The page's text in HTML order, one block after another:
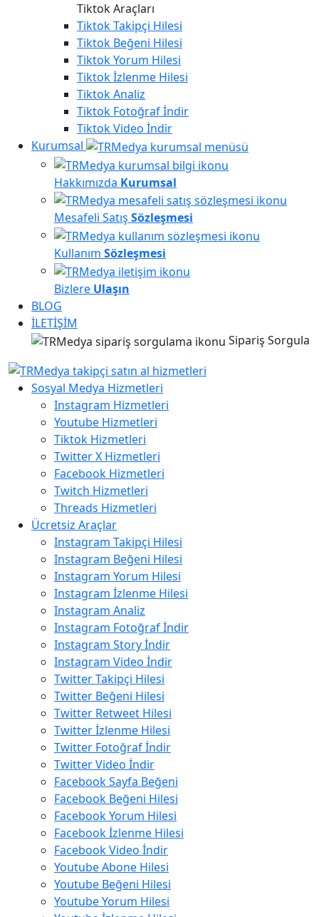
Tiktok Araçları
TiktokTakipçi Hilesi
Tiktok Beğeni Hilesi
TiktokYorum Hilesi
Tiktokİzlenme Hilesi
TiktokAnaliz
Tiktok Fotoğraf İndir
TiktokVideo İndir
Kurumsal
Hakkımızda Kurumsal
Mesafeli Satış Sözleşmesi
Kullanım Sözleşmesi
Bizlere Ulaşın
BLOG
İLETİŞİM
Sipariş Sorgula
Sosyal Medya Hizmetleri
Instagram Hizmetleri
Youtube Hizmetleri
Tiktok Hizmetleri
Twitter X Hizmetleri
Facebook Hizmetleri
Twitch Hizmetleri
Threads Hizmetleri
Ücretsiz Araçlar
Instagram Takipçi Hilesi
Instagram Beğeni Hilesi
Instagram Yorum Hilesi
Instagram İzlenme Hilesi
Instagram Analiz
Instagram Fotoğraf İndir
Instagram Story İndir
Instagram Video İndir
Twitter Takipçi Hilesi
Twitter Beğeni Hilesi
Twitter Retweet Hilesi
Twitter İzlenme Hilesi
Twitter Fotoğraf İndir
Twitter Video İndir
Facebook Sayfa Beğeni
Facebook Beğeni Hilesi
Facebook Yorum Hilesi
Facebook İzlenme Hilesi
Facebook Video İndir
Youtube Abone Hilesi
Youtube Beğeni Hilesi
Youtube Yorum Hilesi